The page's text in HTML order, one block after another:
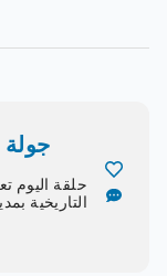
حلقة اليوم
التاريخية